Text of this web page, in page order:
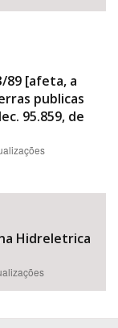
89 [afeta, a
publicas
95.859, de
Hidreletrica